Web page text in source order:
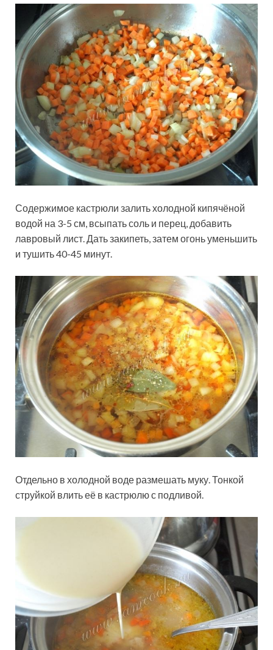
Содержимое кастрюли залить холодной кипячёной
водой на 3-5 см, всыпать соль и перец, добавить
лавровый лист. Дать закипеть, затем огонь уменьшить
и тушить 40-45 минут.
Отдельно в холодной воде размешать муку. Тонкой
струйкой влить её в кастрюлю с подливой.